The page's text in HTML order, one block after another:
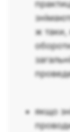
ж таки,
якщо